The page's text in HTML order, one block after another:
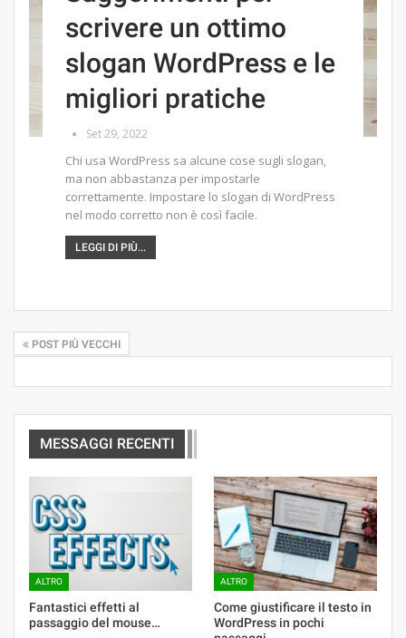
scrivere un ottimo
slogan WordPress e le
migliori pratiche
Set 29, 2022
Chi usa WordPress sa alcune cose sugli slogan,
ma non abbastanza per impostarle
correttamente. Impostare lo slogan di WordPress
nel modo corretto non è così facile.
LEGGI DI PIÙ...
POST PIÙ VECCHI
MESSAGGI RECENTI
ALTRO
Fantastici effetti al
passaggio del mouse…
ALTRO
Come giustificare il testo in
WordPress in pochi